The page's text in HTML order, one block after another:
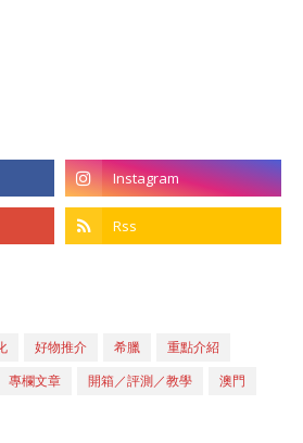
好物推介 希臘
重點介紹
專欄文章 開箱／評測／教學
澳門